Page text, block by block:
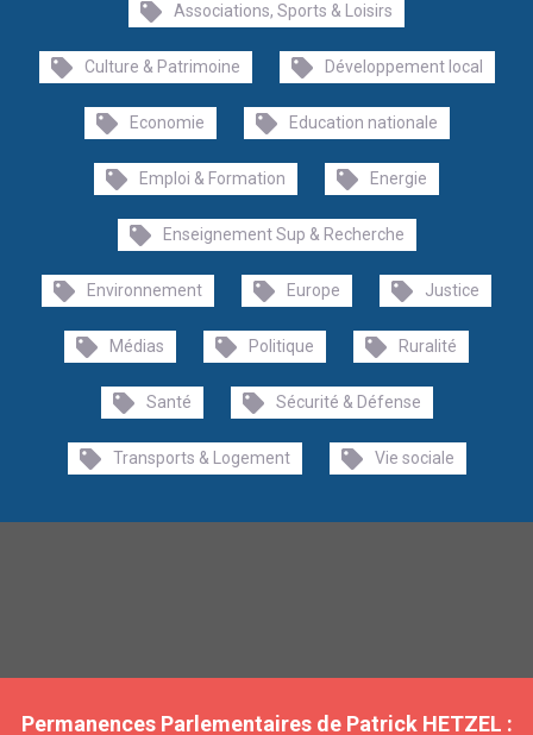
Associations, Sports & Loisirs
Culture & Patrimoine Développement local
Economie Education nationale
Emploi & Formation Energie
Enseignement Sup & Recherche
Environnement Europe Justice
Médias Politique Ruralité
Santé Sécurité & Défense
Transports & Logement Vie sociale
Permanences Parlementaires de Patrick HETZEL :